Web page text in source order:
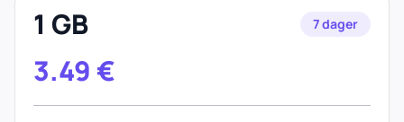
1 GB 7 dager
3.49 €